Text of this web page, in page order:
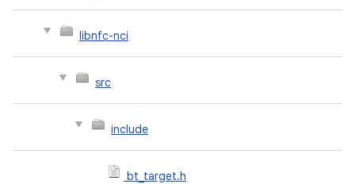
libnfc-nci
src
include
bt_target.h